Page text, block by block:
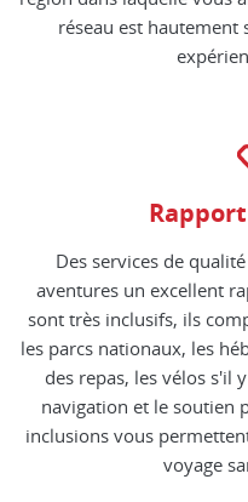
réseau est hautement
Des services de
aventures un excellent
sont très inclusifs, ils
les parcs nationaux, les
des repas, les vélos s'il
navigation et le soutien
inclusions vous
voyage